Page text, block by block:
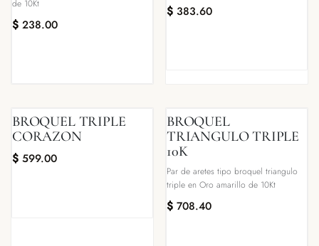
de 10Kt
$ 238.00
$ 383.60
BROQUEL TRIPLE
CORAZON
$ 599.00
BROQUEL
TRIANGULO TRIPLE
10K
Par de aretes tipo broquel triangulo
triple en Oro amarillo de 10Kt
$ 708.40